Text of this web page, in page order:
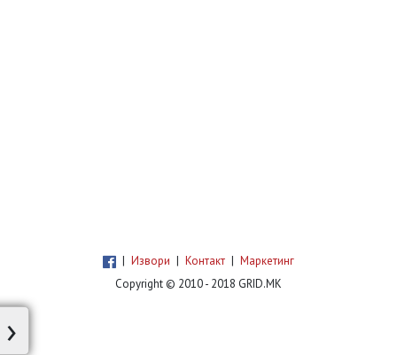
| Извори | Контакт | Маркетинг
Copyright © 2010 - 2018 GRID.MK
›